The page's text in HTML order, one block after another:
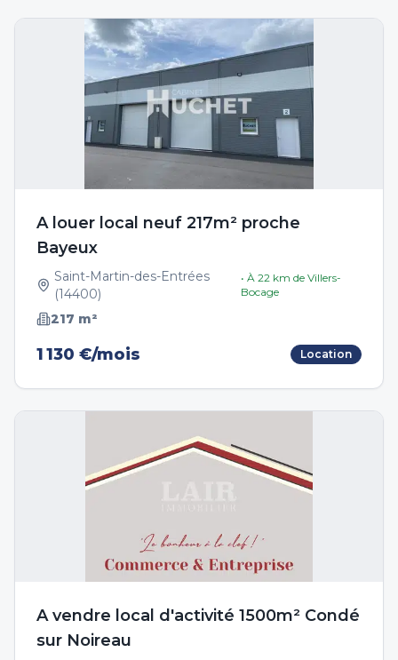
A louer local neuf 217m² proche
Bayeux
Saint-Martin-des-Entrées
(14400)
• À22 km deVillers-
Bocage
217 m²
1 130 €/mois Location
A vendre local d'activité 1500m² Condé
sur Noireau